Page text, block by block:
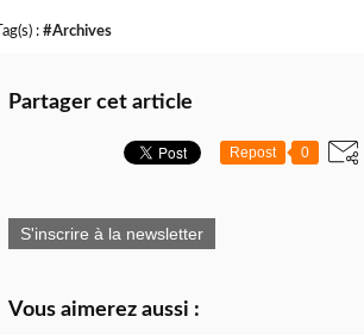
Tag(s) : #Archives
Partager cet article
Repost 0
S'inscrire à la newsletter
Vous aimerez aussi :